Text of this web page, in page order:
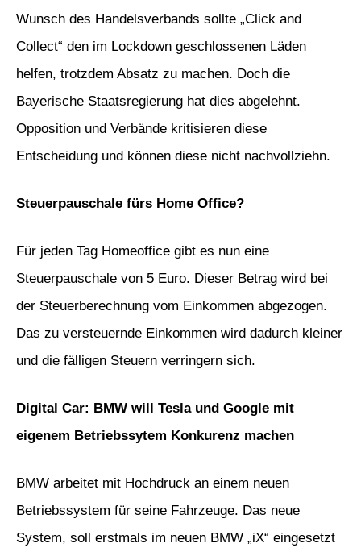
Wunsch des Handelsverbands sollte „Click and
Collect“ den im Lockdown geschlossenen Läden
helfen, trotzdem Absatz zu machen. Doch die
Bayerische Staatsregierung hat dies abgelehnt.
Opposition und Verbände kritisieren diese
Entscheidung und können diese nicht nachvollziehn.
Steuerpauschale fürs Home Office?
Für jeden Tag Homeoffice gibt es nun eine
Steuerpauschale von 5 Euro. Dieser Betrag wird bei
der Steuerberechnung vom Einkommen abgezogen.
Das zu versteuernde Einkommen wird dadurch kleiner
und die fälligen Steuern verringern sich.
Digital Car: BMW will Tesla und Google mit
eigenem Betriebssytem Konkurenz machen
BMW arbeitet mit Hochdruck an einem neuen
Betriebssystem für seine Fahrzeuge. Das neue
System, soll erstmals im neuen BMW „iX“ eingesetzt